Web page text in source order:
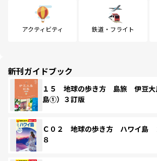
アクティビティ 鉄道・フライト
新刊ガイドブック
１５ 地球の歩き方 島旅 伊豆
島①）３訂版
Ｃ０２ 地球の歩き方 ハワイ島
８